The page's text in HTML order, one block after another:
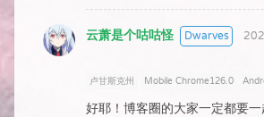
云萧是个咕咕怪 Dwarves
卢甘斯克州 Mobile Chrome126.0
好耶！博客圈的大家一定都要一